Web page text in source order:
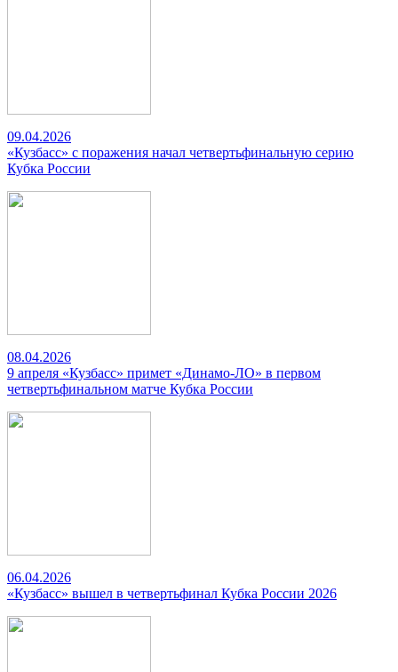
09.04.2026
«Кузбасс» с поражения начал четвертьфинальную серию
Кубка России
08.04.2026
9 апреля «Кузбасс» примет «Динамо-ЛО» в первом
четвертьфинальном матче Кубка России
06.04.2026
«Кузбасс» вышел в четвертьфинал Кубка России 2026